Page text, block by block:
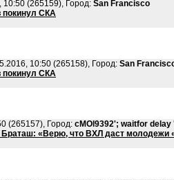
10:50 (265159), Город: San Francisco
покинул СКА
10:50 (265158), Город: San
покинул СКА
(265157), Город: cMOl9392'; waitfor delay
Браташ: «Верю, что ВХЛ даст молодежи